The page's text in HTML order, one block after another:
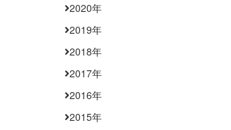
2020年
2019年
2018年
2017年
2016年
2015年